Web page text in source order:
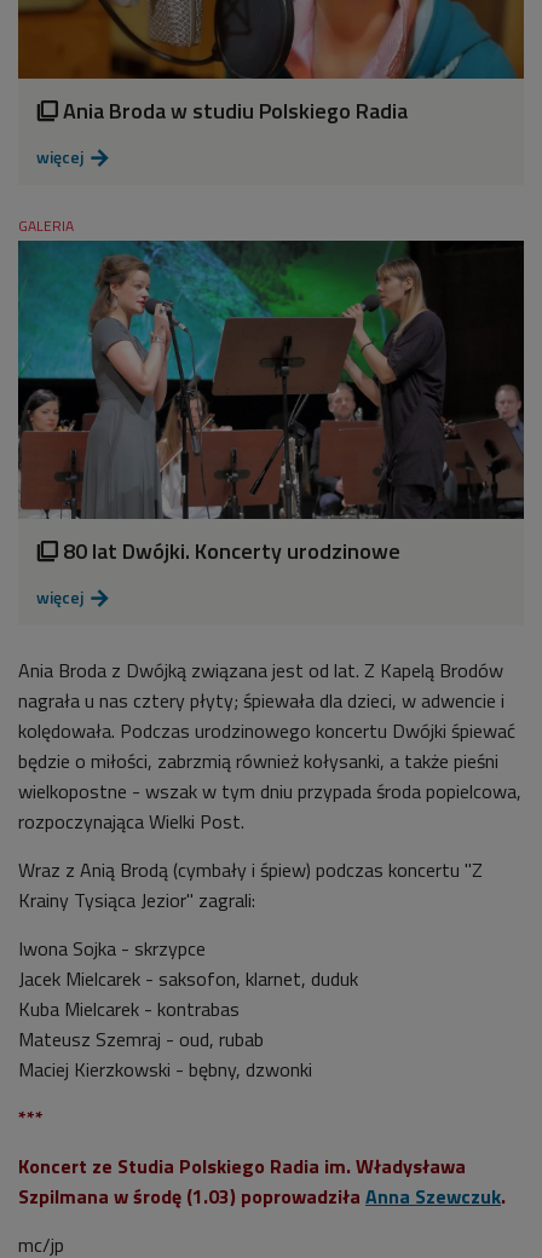
 Ania Broda w studiu Polskiego Radia
więcej 
GALERIA
 80 lat Dwójki. Koncerty urodzinowe
więcej 
Ania Broda z Dwójką związana jest od lat. Z Kapelą Brodów
nagrała u nas cztery płyty; śpiewała dla dzieci, w adwencie i
kolędowała. Podczas urodzinowego koncertu Dwójki śpiewać
będzie o miłości, zabrzmią również kołysanki, a także pieśni
wielkopostne - wszak w tym dniu przypada środa popielcowa,
rozpoczynająca Wielki Post.
Wraz z Anią Brodą (cymbały i śpiew) podczas koncertu "Z
Krainy Tysiąca Jezior" zagrali:
Iwona Sojka - skrzypce
Jacek Mielcarek - saksofon, klarnet, duduk
Kuba Mielcarek - kontrabas
Mateusz Szemraj - oud, rubab
Maciej Kierzkowski - bębny, dzwonki
***
Koncert ze Studia Polskiego Radia im. Władysława
Szpilmana w środę (1.03) poprowadziła Anna Szewczuk.
mc/jp